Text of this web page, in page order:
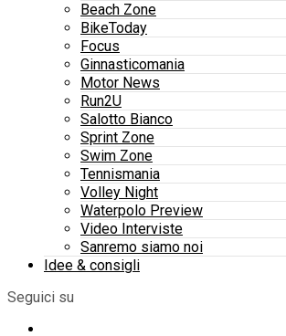
Beach Zone
BikeToday
Focus
Ginnasticomania
Motor News
Run2U
Salotto Bianco
Sprint Zone
Swim Zone
Tennismania
Volley Night
Waterpolo Preview
Video Interviste
Sanremo siamo noi
Idee & consigli
Seguici su